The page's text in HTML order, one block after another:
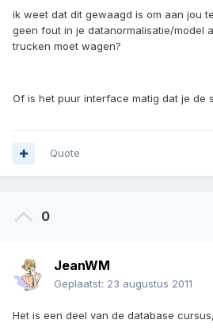
ik weet dat dit gewaagd is om aan jou
geen fout in je datanormalisatie/model
trucken moet wagen?
Of is het puur interface matig dat je de
Quote
0
JeanWM
Geplaatst: 23 augustus 2011
Het is een deel van de database